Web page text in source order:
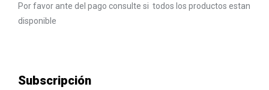
Por favor ante del pago consulte si todos los productos estan
disponible
Subscripción